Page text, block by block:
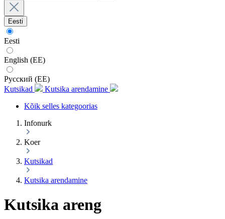
Eesti
Eesti
English (EE)
Русский (EE)
Kutsikad
Kutsika arendamine
Kõik selles kategoorias
Infonurk
Koer
Kutsikad
Kutsika arendamine
Kutsika areng